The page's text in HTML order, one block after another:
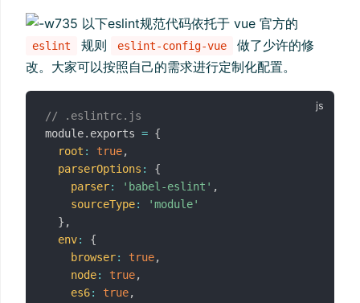
以下eslint规范代码依托于 vue 官方的
eslint 规则 eslint-config-vue
做了少许的修
改。大家可以按照自己的需求进行定制化配置。
// .eslintrc.js
module. exports = {
root : true,
parserOptions :
{
parser: 'babel-eslint' ,
sourceType:
'module'
} ,
env:
{
browser: true,
node: true,
es6: true,